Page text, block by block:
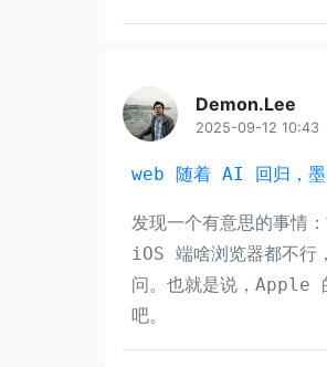
Demon.Lee
2025-09-12 10:43
web 随着 AI 回归，
发现一个有意思的事情
iOS 端啥浏览器都不行
问。也就是说，Apple
吧。